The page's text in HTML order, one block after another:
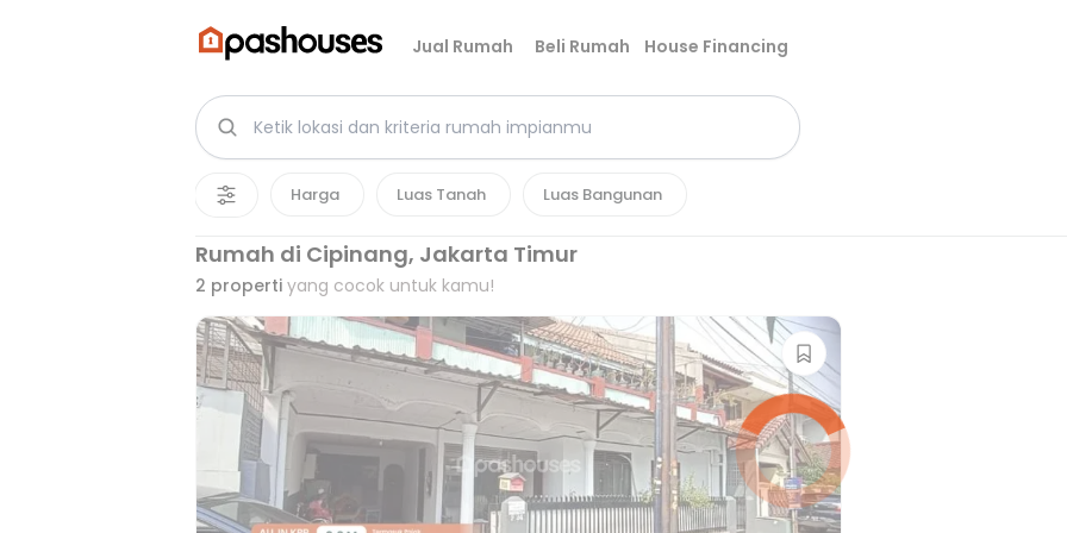
Jual Rumah Beli Rumah House Financing
Harga Luas Tanah Luas Bangunan
Rumah di Cipinang, Jakarta Timur
2 properti yang cocok untuk kamu!